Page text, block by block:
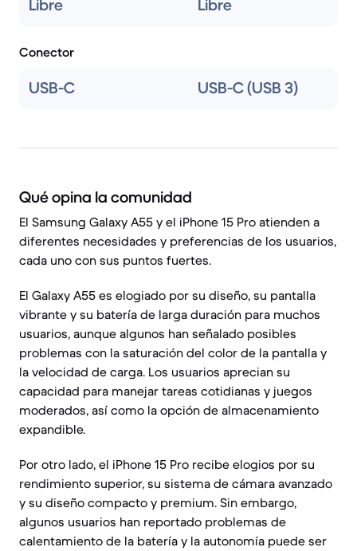
Libre Libre
Conector
USB-C USB-C (USB 3)
Qué opina la comunidad
El Samsung Galaxy A55 y el iPhone 15 Pro atienden a
diferentes necesidades y preferencias de los usuarios,
cada uno con sus puntos fuertes.
El Galaxy A55 es elogiado por su diseño, su pantalla
vibrante y su batería de larga duración para muchos
usuarios, aunque algunos han señalado posibles
problemas con la saturación del color de la pantalla y
la velocidad de carga. Los usuarios aprecian su
capacidad para manejar tareas cotidianas y juegos
moderados, así como la opción de almacenamiento
expandible.
Por otro lado, el iPhone 15 Pro recibe elogios por su
rendimiento superior, su sistema de cámara avanzado
y su diseño compacto y premium. Sin embargo,
algunos usuarios han reportado problemas de
calentamiento de la batería y la autonomía puede ser